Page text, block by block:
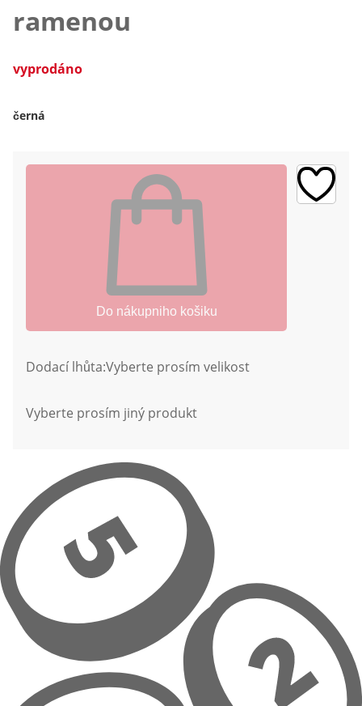
ramenou
vyprodáno
černá
Do nákupniho košiku
Dodací lhůta:Vyberte prosím velikost
Vyberte prosím jiný produkt